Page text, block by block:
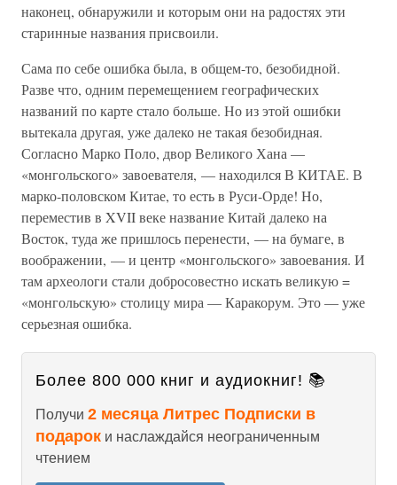
наконец, обнаружили и которым они на радостях эти
старинные названия присвоили.
Сама по себе ошибка была, в общем-то, безобидной.
Разве что, одним перемещением географических
названий по карте стало больше. Но из этой ошибки
вытекала другая, уже далеко не такая безобидная.
Согласно Марко Поло, двор Великого Хана —
«монгольского» завоевателя, — находился В КИТАЕ. В
марко-половском Китае, то есть в Руси-Орде! Но,
переместив в XVII веке название Китай далеко на
Восток, туда же пришлось перенести, — на бумаге, в
воображении, — и центр «монгольского» завоевания. И
там археологи стали добросовестно искать великую =
«монгольскую» столицу мира — Каракорум. Это — уже
серьезная ошибка.
Более 800 000 книг и аудиокниг! 📚
Получи 2 месяца Литрес Подписки в
подарок и наслаждайся неограниченным
чтением